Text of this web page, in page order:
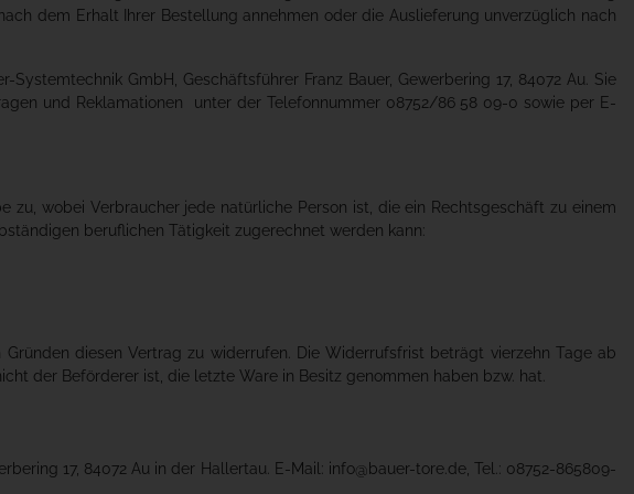
dem Erhalt Ihrer Bestellung annehmen oder die Auslieferung unverzüglich nach
GmbH, Geschäftsführer Franz Bauer, Gewerbering 17, 84072 Au. Sie
und Reklamationen unter der Telefonnummer 08752/86 58 09-0 sowie per E-
wobei Verbraucher jede natürliche Person ist, die ein Rechtsgeschäft zu einem
beruflichen Tätigkeit zugerechnet werden kann:
diesen Vertrag zu widerrufen. Die Widerrufsfrist beträgt vierzehn Tage ab
der Beförderer ist, die letzte Ware in Besitz genommen haben bzw. hat.
17, 84072 Au in der Hallertau. E-Mail: info@bauer-tore.de, Tel.: 08752-865809-